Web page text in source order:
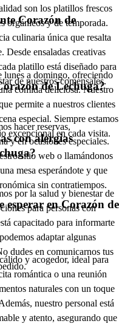
son los platillos frescos
orgánicos y de temporada.
culinaria única que resalta
Desde ensaladas creativas
platillo está diseñado para
de nuestros comensales.
Corazón de
lunes a domingo, ofreciendo
comida deliciosa. Nuestro
permite a nuestros clientes
especial. Siempre estamos
excepcional en cada visita.
de Lechuga?
hacer reservas,
y en ocasiones especiales.
sitio web o llamándonos
mesa esperándote y que
sin contratiempos.
con alergias
por la salud y bienestar de
para personas con
capacitado para informarte
adaptar algunas
dudes en comunicarnos tus
esperar en Corazón de
y acogedor, ideal para
romántica o una reunión
naturales con un toque
nuestro personal está
y atento, asegurando que